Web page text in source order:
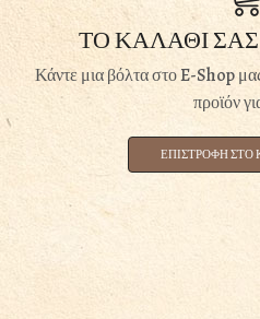
ΤΟ ΚΑΛΑΘΙ ΣΑΣ
Κάντε μια βόλτα στο E-Shop
προϊόν
ΕΠΙΣΤΡΟΦΗ